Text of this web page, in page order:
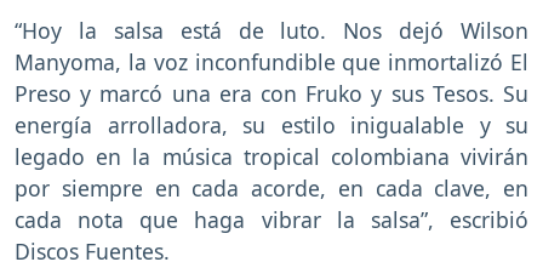
“Hoy la salsa está de luto. Nos dejó Wilson
Manyoma, la voz inconfundible que inmortalizó El
Preso y marcó una era con Fruko y sus Tesos. Su
energía arrolladora, su estilo inigualable y su
legado en la música tropical colombiana vivirán
por siempre en cada acorde, en cada clave, en
cada nota que haga vibrar la salsa”, escribió
Discos Fuentes.